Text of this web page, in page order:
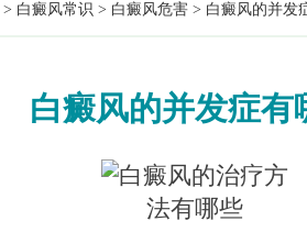
> 白癜风常识 > 白癜风危害 > 白癜风的并发
白癜风的并发症有